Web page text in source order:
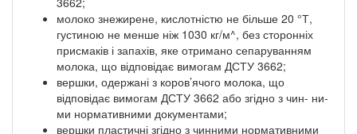
молоко знежирене, кислотністю не більше 20 °Т,
густиною не менше ніж 1030 кг/м^, без сторонніх
присмаків і запахів, яке отримано сепаруванням
молока, що відповідає вимогам ДСТУ 3662;
вершки, одержані з коров’ячого молока, що
відповідає вимогам ДСТУ 3662 або згідно з чин- ни-
ми нормативними документами;
вершки пластичні згідно з чинними нормативними